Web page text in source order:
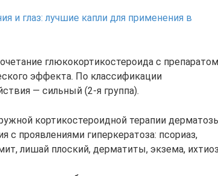
и глаз: лучшие капли для применения в
глюкокортикостероида с препаратом
эффекта. По классификации
— сильный (2-я группа).
кортикостероидной терапии
с проявлениями гиперкератоза: псориаз,
лишай плоский, дерматиты, экзема,